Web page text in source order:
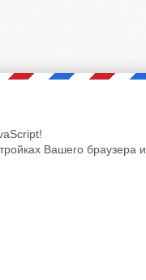
Вашего браузера и